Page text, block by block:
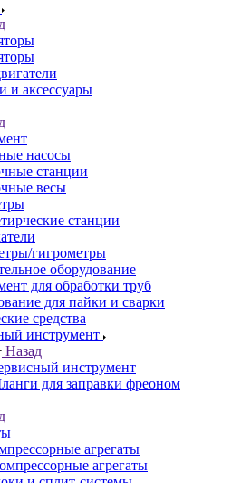
и аксессуары
насосы
станции
весы
станции
гигрометры
оборудование
для обработки труб
для пайки и сварки
средства
инструмент
Назад
инструмент
для заправки фреоном
агрегаты
агрегаты